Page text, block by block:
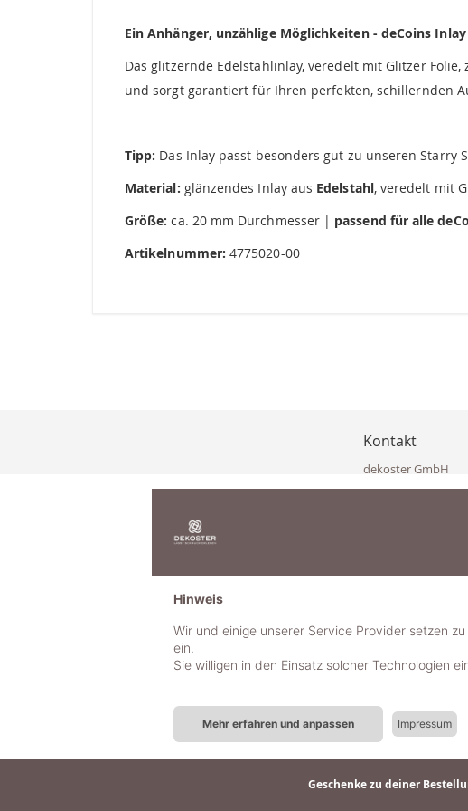
Geschenke zu deiner
Ein Anhänger, unzählige Möglichkeiten - deCoins
Das glitzernde Edelstahlinlay, veredelt mit Glitzer
und sorgt garantiert für Ihren perfekten, schillernden
Tipp: Das Inlay passt besonders gut zu unseren Starry
Material: glänzendes Inlay aus Edelstahl, veredelt mit
Größe: ca. 20 mm Durchmesser | passend für alle
Artikelnummer:4775020-00
Kontakt
dekoster GmbH
Eisenkappler Str. 10
+43 677 623 47
Hinweis
Wir und einige unserer Service Provider setzen
ein.
Sie willigen in den Einsatz solcher Technologien
Mehr erfahren und anpassen Impressum